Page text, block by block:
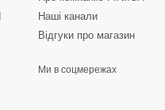
Наші канали
Відгуки про магазин
Ми в соцмережах